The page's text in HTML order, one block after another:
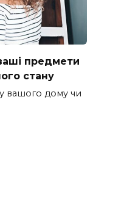
предмети
стану
вашого дому чи